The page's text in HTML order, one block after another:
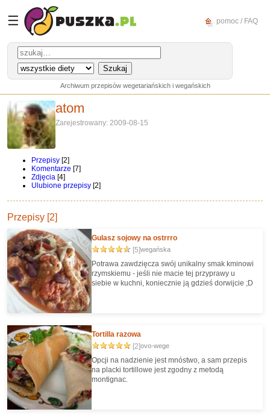
☰ pomoc / FAQ
Archiwum przepisów wegetariańskich i wegańskich
atom
Zarejestrowany: 2009-08-15
Przepisy [2]
Komentarze [7]
Zdjęcia [4]
Ulubione przepisy [2]
Przepisy [2]
Gulasz sojowy na ostrrro
[5]wegańska
Potrawa zawdzięcza swój unikalny smak kminowi
rzymskiemu - jeśli nie macie tej przyprawy u
siebie w kuchni, koniecznie ją gdzieś dorwijcie ;D
Tortilla razowa
[2]ovo-wege
Opcji na nadzienie jest mnóstwo, a sam przepis
na placki tortillowe jest zgodny z metodą
montignac.